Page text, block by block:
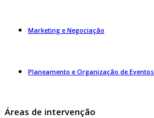
Marketing e Negociação
Planeamento e Organização de Eventos
Áreas de intervenção